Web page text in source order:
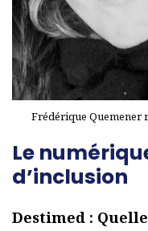
Frédérique Quemener
Le
d’inclusion
Destimed :